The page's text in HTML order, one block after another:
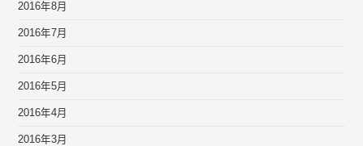
2016年8月
2016年7月
2016年6月
2016年5月
2016年4月
2016年3月